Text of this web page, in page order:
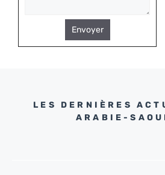
Envoyer
LES DERNIÈRES
ARABIE-